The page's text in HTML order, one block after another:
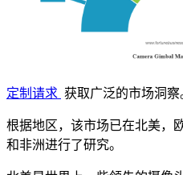
定制请求 获取广泛的市场洞察
根据地区，该市场已在北美，
和非洲进行了研究。